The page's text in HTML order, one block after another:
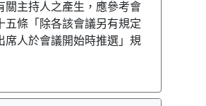
關主持人之產生，應參考會
五條「除各該會議另有規定
席人於會議開始時推選」規